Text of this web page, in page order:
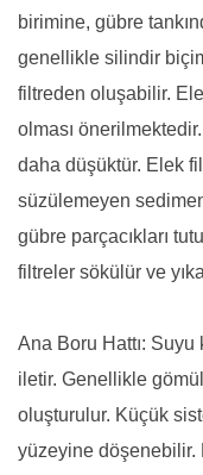
birimine, gübre
genellikle silindir
filtreden oluşabilir.
olması
daha düşüktür. Elek
süzülemeyen
gübre parçacıkları
filtreler sökülür ve
Ana Boru Hattı:
iletir. Genellikle
oluşturulur. Küçük
yüzeyine döşenebilir.